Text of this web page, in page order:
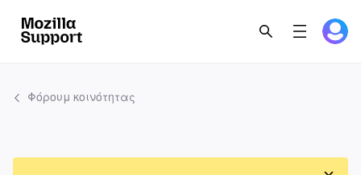
Φόρουμ κοινότητας